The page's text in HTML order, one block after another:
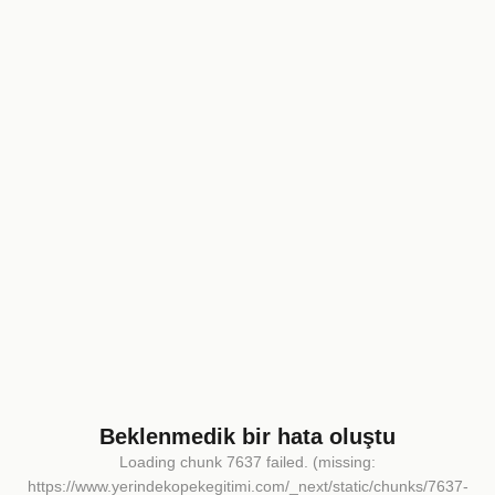
Beklenmedik bir hata oluştu
Loading chunk 7637 failed. (missing:
https://www.yerindekopekegitimi.com/_next/static/chunks/7637-